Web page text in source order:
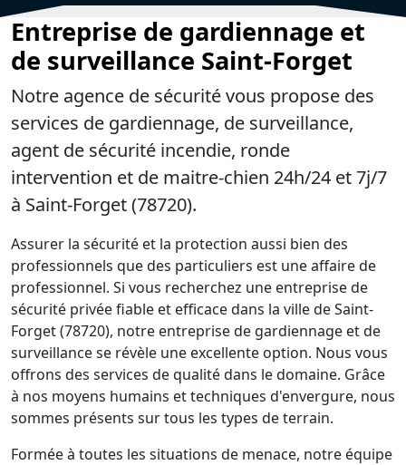
Entreprise de gardiennage et
de surveillance Saint-Forget
Notre agence de sécurité vous propose des
services de gardiennage, de surveillance,
agent de sécurité incendie, ronde
intervention et de maitre-chien 24h/24 et 7j/7
à Saint-Forget (78720).
Assurer la sécurité et la protection aussi bien des
professionnels que des particuliers est une affaire de
professionnel. Si vous recherchez une entreprise de
sécurité privée fiable et efficace dans la ville de Saint-
Forget (78720), notre entreprise de gardiennage et de
surveillance se révèle une excellente option. Nous vous
offrons des services de qualité dans le domaine. Grâce
à nos moyens humains et techniques d'envergure, nous
sommes présents sur tous les types de terrain.
Formée à toutes les situations de menace, notre équipe